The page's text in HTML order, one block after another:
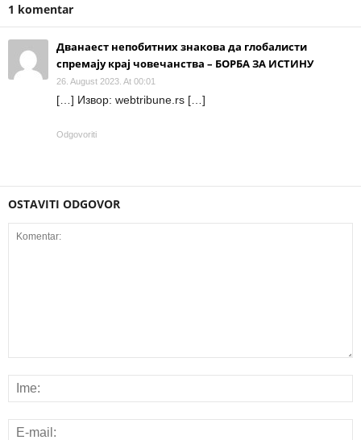
1 komentar
Дванаест непобитних знакова да глобалисти
спремају крај човечанства – БОРБА ЗА ИСТИНУ
26. August 2023. At 00:01
[…] Извор: webtribune.rs […]
Odgovoriti
OSTAVITI ODGOVOR